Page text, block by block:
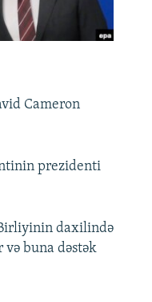
Cameron
prezidenti
daxilində
və buna dəstək